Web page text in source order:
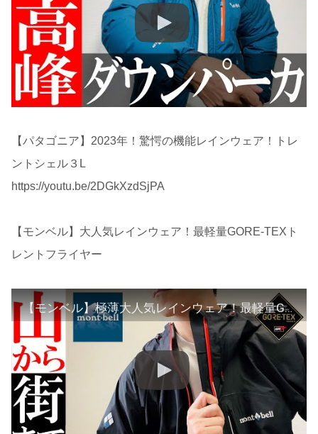
【パタゴニア】2023年！驚愕の機能レインウェア！トレ
ントシェル３L
https://youtu.be/2DGkXzdSjPA
【モンベル】大人気レインウェア！最軽量GORE-TEXト
レントフライヤー
【モンベル】極薄大人気レインウェア！最軽量GORE-TEXトレントフライヤー